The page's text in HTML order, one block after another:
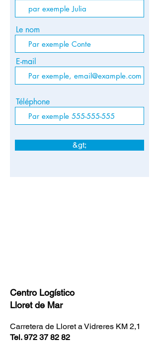
Le nom
E-mail
Téléphone
&gt;
Centro Logístico
Lloret de Mar
Carretera de Lloret a Vidreres KM 2,1
Tel.972 37 82 82